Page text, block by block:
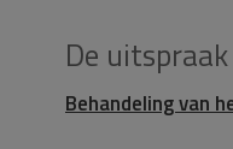
De uitspraak
Behandeling van